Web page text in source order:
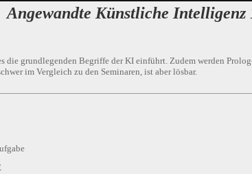
Angewandte Künstliche Intelligenz
die grundlegenden Begriffe der KI einführt. Zudem werden
im Vergleich zu den Seminaren, ist aber lösbar.